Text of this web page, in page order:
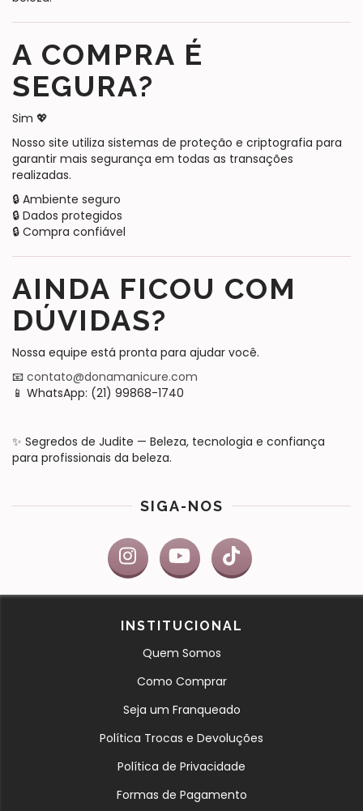
A COMPRA É
SEGURA?
Sim 💖
Nosso site utiliza sistemas de proteção e criptografia para
garantir mais segurança em todas as transações
realizadas.
🔒 Ambiente seguro
🔒 Dados protegidos
🔒 Compra confiável
AINDA FICOU COM
DÚVIDAS?
Nossa equipe está pronta para ajudar você.
📧 contato@donamanicure.com
📱 WhatsApp: (21) 99868-1740
✨ Segredos de Judite — Beleza, tecnologia e confiança
para profissionais da beleza.
SIGA-NOS
INSTITUCIONAL
Quem Somos
Como Comprar
Seja um Franqueado
Política Trocas e Devoluções
Política de Privacidade
Formas de Pagamento